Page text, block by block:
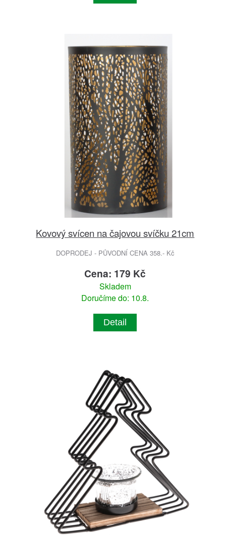
Kovový svícen na čajovou svíčku 21cm
DOPRODEJ - PŮVODNÍ CENA 358.- Kč
Cena: 179 Kč
Skladem
Doručíme do: 10.8.
Detail